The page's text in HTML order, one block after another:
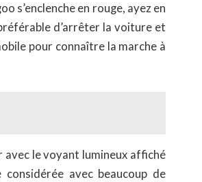
s’enclenche en rouge, ayez en
d’arrêter la voiture et
pour connaître la marche à
avec le voyant lumineux affiché
avec beaucoup de